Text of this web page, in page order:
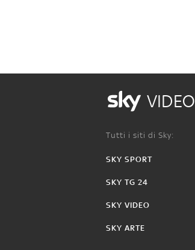
VIDEO
Tutti i siti di Sky:
SKY SPORT
SKY TG 24
SKY VIDEO
SKY ARTE